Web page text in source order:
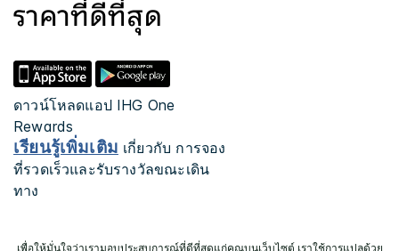
ดาวน์โหลดแอป IHG One
Rewards
เรียนรู้เพิ่มเติม เกี่ยวกับ การจอง
ที่รวดเร็วและรับรางวัลขณะเดิน
ทาง
เพื่อให้มั่นใจว่าเรามอบประสบการณ์ที่ดีที่สุดแก่คุณบนเว็บไซต์ เราใช้การแปลด้วย